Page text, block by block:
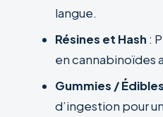
langue.
Résines et Hash :
en cannabinoïdes
Gummies / Édibles
d’ingestion pour